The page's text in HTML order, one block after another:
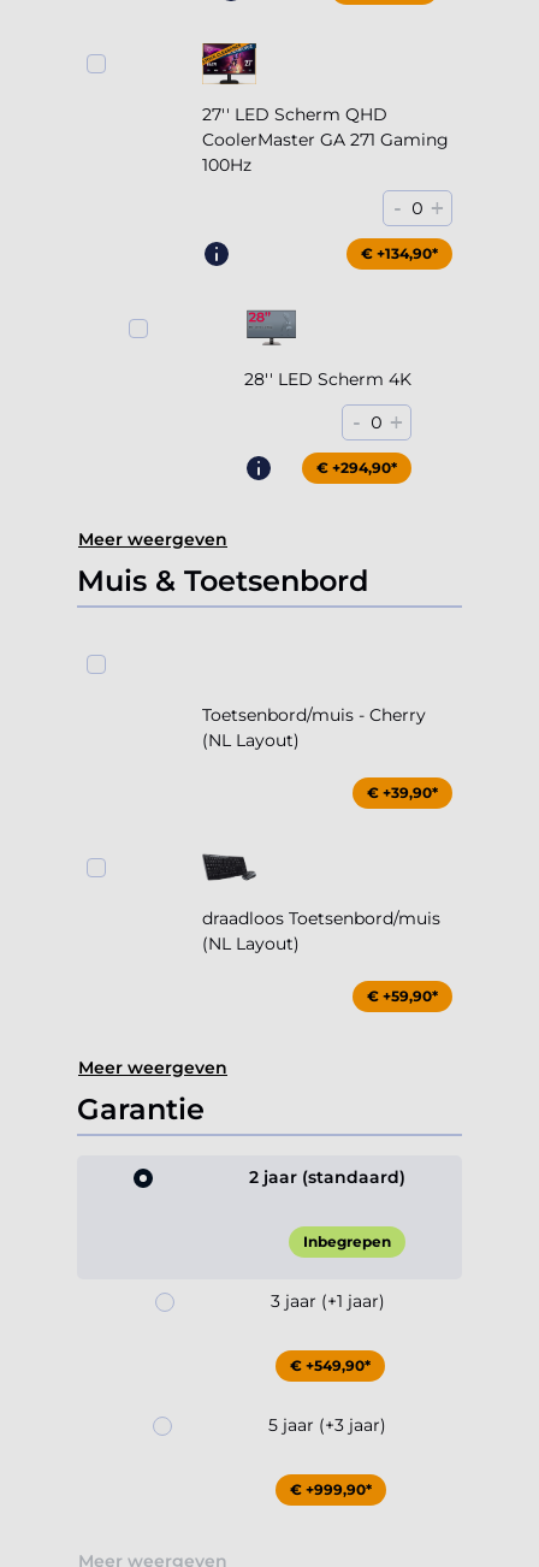
27'' LED Scherm QHD
CoolerMaster GA 271 Gaming
100Hz
- 0 +
€ +204,90*
€ +134,90*
28'' LED Scherm 4K
- 0 +
€ +294,90*
Meer weergeven
Muis & Toetsenbord
Toetsenbord/muis - Cherry
(NL Layout)
€ +39,90*
draadloos Toetsenbord/muis
(NL Layout)
€ +59,90*
Meer weergeven
Garantie
2 jaar (standaard)
Inbegrepen
3 jaar (+1 jaar)
€ +549,90*
5 jaar (+3 jaar)
€ +999,90*
Meer weergeven